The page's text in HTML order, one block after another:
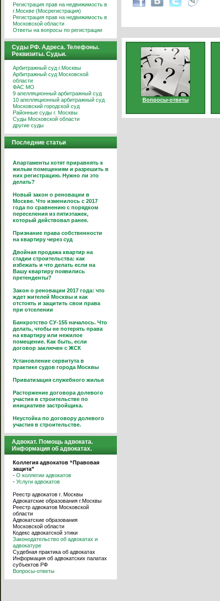
Регистрация прав на недвижимость в
г.Москве (Мосрегистрация)
Регистрация прав на недвижимость в
Московской области
Ответы на вопросы по регистрации
Суды РФ. Адреса. Телефоны.
Реквизиты. Судьи.
Арбитражный суд г.Москвы
Арбитражный суд Московской
области
ФАС МО
9 апелляционный арбитражный суд
10 апелляционный арбитражный суд
Московский городской суд
Районные суды г. Москвы
Суды Московской области
другие суды
Последние статьи
Апартаменты хотят приравнять к
жилым помещениям и разрешить в
них регистрацию. Нужно ли это
делать?
Новый закон о реновации в
Москве. Что изменилось с 2017
года по сравнению с порядком
переселения из пятиэтажек,
который действовал ранее.
Признание права собственности
на квартиру через суд
Двойная продажа квартир на
стадии строительства: как
избежать и что делать если на
Вашу квартиру появились
претенденты?
Закон о реновации 2017 года: что
ждет жителей Москвы и как
отстоять и защитить свои права
при отселении
Банкротство СУ-155 началось. Что
делать, чтобы не потерять права
на квартиру или нежилое
помещение. Как быть, если
договор заключен с ЖСК
Установление сервитута в
практике судов города Москвы
Приватизация служебного жилья
Расторжение договора долевого
участия в строительстве по
инициативе застройщика.
Неустойка по договору долевого
участия в строительстве.
Адвокат. Помощь адвоката.
Информация об адвокатах.
Коллегия адвокатов “Правовая
защита”
- О коллегии адвокатов
- Услуги адвокатов
Реестр адвокатов г. Москвы
Адвокатские образования г.Москвы
Реестр адвокатов Московской
области
Адвокатские образования
Московской области
Кодекс адвокатской этики
Законодательство об адвокатах и
адвокатуре
Судебная практика об адвокатах
Информация об адвокатских палатах
субъектов РФ
Вопросы-ответы
Вопросы-ответы